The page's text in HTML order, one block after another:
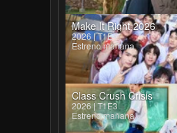
Make It Right 2026
2026 | T1E4
Estreno mañana
Class Crush Crisis
2026 | T1E3
Estreno mañana